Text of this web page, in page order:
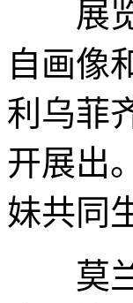
展览
自画像
利乌菲
开展出
妹共同
莫兰